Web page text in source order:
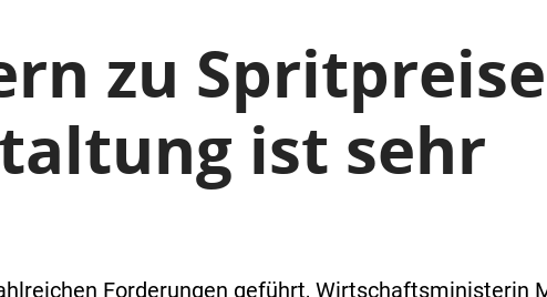
zu
ist sehr
Forderungen geführt, Wirtschaftsministerin